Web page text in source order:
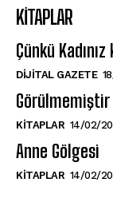
KITAPLAR
Çünkü
DIJITAL GAZETE
Görülmemiştir
KITAPLAR 14/02/
Anne Gölgesi
KITAPLAR 14/02/